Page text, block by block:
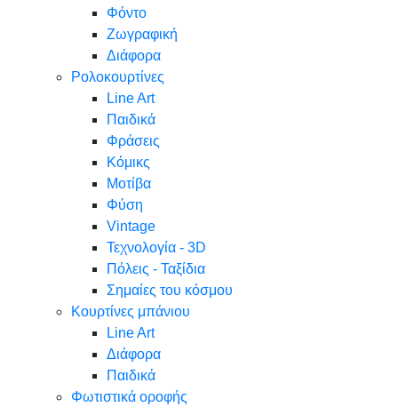
Φόντο
Ζωγραφική
Διάφορα
Ρολοκουρτίνες
Line Art
Παιδικά
Φράσεις
Κόμικς
Μοτίβα
Φύση
Vintage
Τεχνολογία - 3D
Πόλεις - Ταξίδια
Σημαίες του κόσμου
Κουρτίνες μπάνιου
Line Art
Διάφορα
Παιδικά
Φωτιστικά οροφής